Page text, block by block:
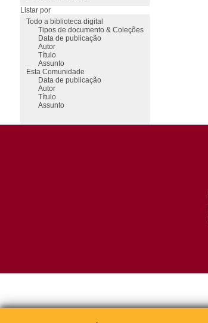
Listar por
Todo a biblioteca digital
Tipos de documento & Coleções
Data de publicação
Autor
Título
Assunto
Esta Comunidade
Data de publicação
Autor
Título
Assunto